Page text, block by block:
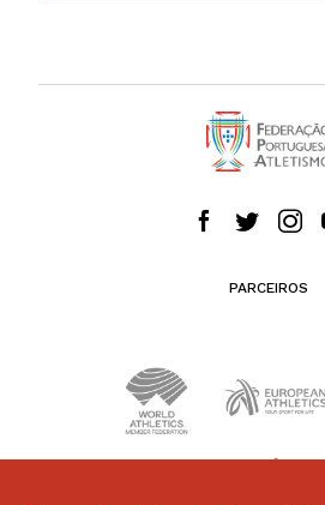
PARCEIROS